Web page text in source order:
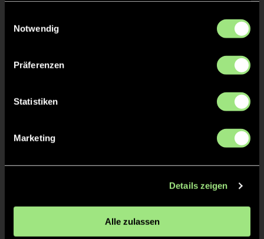
Notwendig
Präferenzen
Statistiken
Marketing
Details zeigen
Alle zulassen
Modrozynski